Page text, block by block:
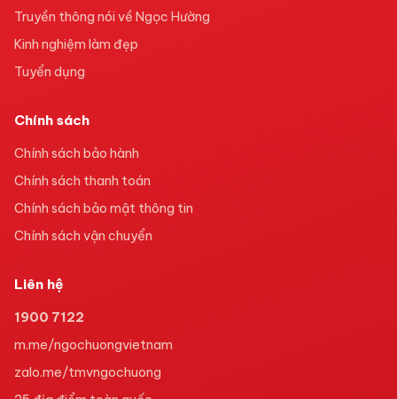
Truyền thông nói về Ngọc Hường
Kinh nghiệm làm đẹp
Tuyển dụng
Chính sách
Chính sách bảo hành
Chính sách thanh toán
Chính sách bảo mật thông tin
Chính sách vận chuyển
Liên hệ
1900 7122
m.me/ngochuongvietnam
zalo.me/tmvngochuong